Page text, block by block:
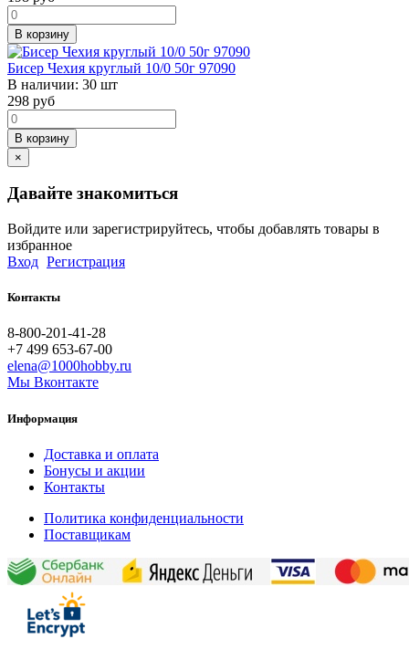
В корзину
Бисер Чехия круглый 10/0 50г 97090
В наличии: 30 шт
298 руб
В корзину
×
Давайте знакомиться
Войдите или зарегистрируйтесь, чтобы добавлять товары в
избранное
Вход Регистрация
Контакты
8-800-201-41-28
+7 499 653-67-00
elena@1000hobby.ru
Мы Вконтакте
Информация
Доставка и оплата
Бонусы и акции
Контакты
Политика конфиденциальности
Поставщикам